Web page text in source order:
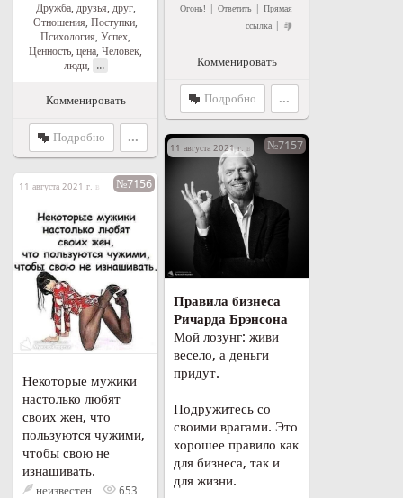
Дружба, друзья, друг,
Отношения Поступки
Психология Успех
Ценность, цена Человек,
люди, ...
Комменировать
Подробно ...
Огонь! | Ответить | Прямая
ссылка |
Комменировать
Подробно ...
11 августа 2021 г. в 16:55№7157
Правила бизнеса
Ричарда Брэнсона
Мой лозунг: живи
весело, а деньги
придут.
Подружитесь со
своими врагами. Это
хорошее правило как
для бизнеса, так и
для жизни.
11 августа 2021 г. в 03:43№7156
Некоторые мужики
настолько любят
своих жен, что
пользуются чужими,
чтобы свою не
изнашивать.
неизвестен 653